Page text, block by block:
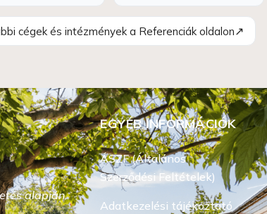
cégek és intézmények a Referenciák oldalon↗
alapján.
EGYÉB INFORMÁCIÓK
ÁSZF (Általános
Szerződési Feltételek)
Adatkezelési tájékoztató